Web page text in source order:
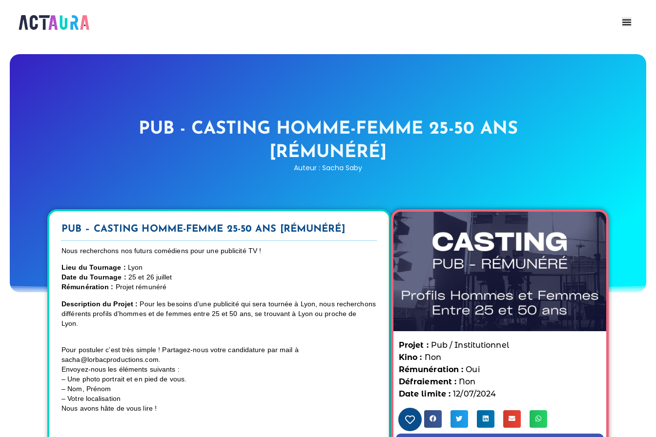
PUB - CASTING HOMME-FEMME 25-50 ANS
[RÉMUNÉRÉ]
Auteur : Sacha Saby
PUB – CASTING HOMME-FEMME 25-50 ANS [RÉMUNÉRÉ]
Nous recherchons nos futurs comédiens pour une publicité TV !
Lieu du Tournage : Lyon
Date du Tournage : 25 et 26 juillet
Rémunération : Projet rémunéré
Description du Projet : Pour les besoins d’une publicité qui sera tournée à Lyon, nous recherchons
différents profils d’hommes et de femmes entre 25 et 50 ans, se trouvant à Lyon ou proche de
Lyon.
Pour postuler c’est très simple ! Partagez-nous votre candidature par mail à
sacha@lorbacproductions.com.
Envoyez-nous les éléments suivants :
– Une photo portrait et en pied de vous.
– Nom, Prénom
– Votre localisation
Nous avons hâte de vous lire !
Projet : Pub / Institutionnel
Kino : Non
Rémunération :Oui
Défraiement : Non
Date limite :12/07/2024